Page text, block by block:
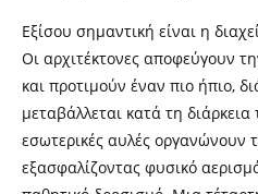
Εξίσου σημαντική είναι η
Οι αρχιτέκτονες αποφεύγουν
και προτιμούν έναν πιο ήπιο,
μεταβάλλεται κατά τη διάρκεια
εσωτερικές αυλές οργανώνουν
εξασφαλίζοντας φυσικό